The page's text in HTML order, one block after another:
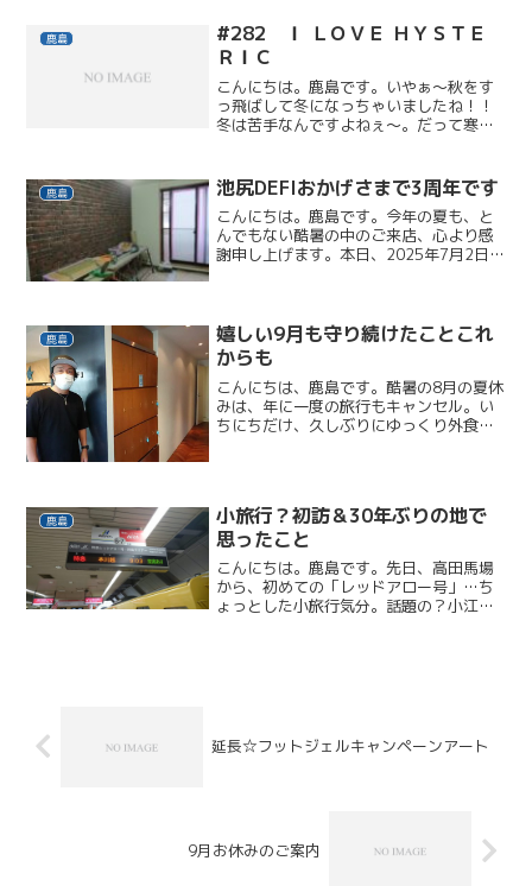
なんとアリーナ前から１５番目をGet！
かなりの至近距離で...
鹿島
#282 Ｉ ＬＯＶＥ ＨＹＳＴＥ
ＲＩＣ
こんにちは。鹿島です。いやぁ～秋をす
っ飛ばして冬になっちゃいましたね！！
冬は苦手なんですよねぇ～。だって寒い
めること！今年冬のトレンドカラー「ブ
ラック」は、僕のファッシ...
鹿島 池尻DEFIおかげさまで3周年です
こんにちは。鹿島です。今年の夏も、と
んでもない酷暑の中のご来店、心より感
謝申し上げます。本日、2025年7月2日た
ます！これか...
鹿島
嬉しい9月も守り続けたことこれ
からも
こんにちは、鹿島です。酷暑の8月の夏休
みは、年に一度の旅行もキャンセル。い
ちにちだけ、久しぶりにゆっくり外食の
ますが、今月は、年初...
鹿島
小旅行？初訪＆30年ぶりの地で
思ったこと
こんにちは。鹿島です。先日、高田馬場
から、初めての「レッドアロー号」…ち
ょっとした小旅行気分。話題の？小江戸
延長☆フットジェルキャンペーンアート
9月お休みのご案内